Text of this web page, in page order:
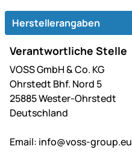
Herstellerangaben
Verantwortliche Stelle
VOSS GmbH & Co. KG
Ohrstedt Bhf. Nord 5
25885 Wester-Ohrstedt
Deutschland
Email: info@voss-group.eu